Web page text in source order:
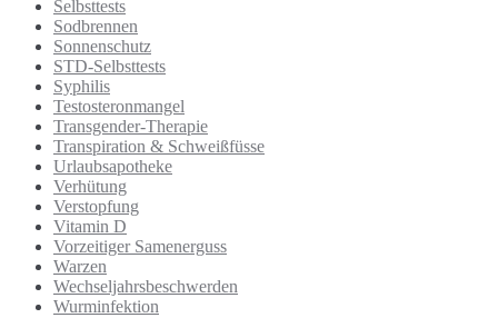
Selbsttests
Sodbrennen
Sonnenschutz
STD-Selbsttests
Syphilis
Testosteronmangel
Transgender-Therapie
Transpiration & Schweißfüsse
Urlaubsapotheke
Verhütung
Verstopfung
Vitamin D
Vorzeitiger Samenerguss
Warzen
Wechseljahrsbeschwerden
Wurminfektion